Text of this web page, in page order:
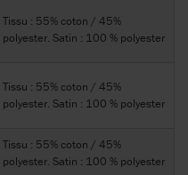
Tissu : 55% coton / 45%
polyester. Satin : 100 % polyester
Tissu : 55% coton / 45%
polyester. Satin : 100 % polyester
Tissu : 55% coton / 45%
polyester. Satin : 100 % polyester